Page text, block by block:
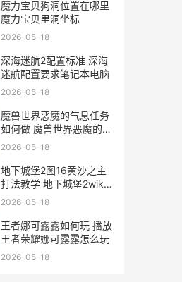
魔力宝贝狗洞位置在哪里
魔力宝贝里洞坐标
2026-05-18
深海迷航2配置标准 深海
迷航配置要求笔记本电脑
2026-05-18
魔兽世界恶魔的气息任务
如何做 魔兽世界恶魔的起
源和历史背景介绍
2026-05-18
地下城堡2图16黄沙之主
打法教学 地下城堡2wiki
图16
2026-05-18
王者娜可露露如何玩 播放
王者荣耀娜可露露怎么玩
2026-05-18